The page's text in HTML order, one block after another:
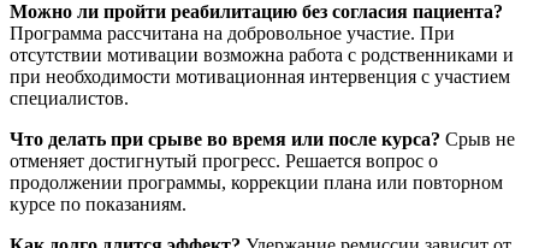
Можно ли пройти реабилитацию без согласия пациента?
Программа рассчитана на добровольное участие. При
отсутствии мотивации возможна работа с родственниками и
при необходимости мотивационная интервенция с участием
специалистов.
Что делать при срыве во время или после курса? Срыв не
отменяет достигнутый прогресс. Решается вопрос о
продолжении программы, коррекции плана или повторном
курсе по показаниям.